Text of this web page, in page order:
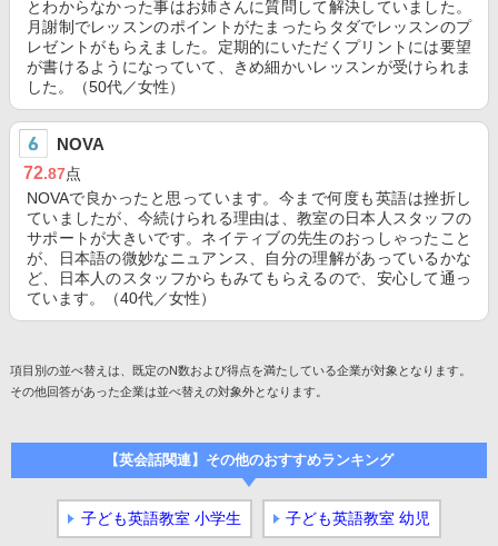
とわからなかった事はお姉さんに質問して解決していました。
月謝制でレッスンのポイントがたまったらタダでレッスンのプ
レゼントがもらえました。定期的にいただくプリントには要望
が書けるようになっていて、きめ細かいレッスンが受けられま
した。（50代／女性）
NOVA
72.87点
NOVAで良かったと思っています。今まで何度も英語は挫折し
ていましたが、今続けられる理由は、教室の日本人スタッフの
サポートが大きいです。ネイティブの先生のおっしゃったこと
が、日本語の微妙なニュアンス、自分の理解があっているかな
ど、日本人のスタッフからもみてもらえるので、安心して通っ
ています。（40代／女性）
項目別の並べ替えは、既定のN数および得点を満たしている企業が対象となります。
その他回答があった企業は並べ替えの対象外となります。
【英会話関連】その他のおすすめランキング
子ども英語教室 小学生 子ども英語教室 幼児